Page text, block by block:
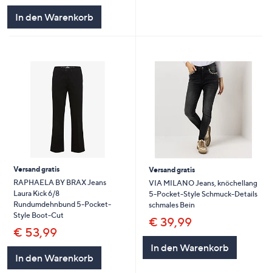
In den Warenkorb
Versand gratis
RAPHAELA BY BRAX Jeans
Laura Kick 6/8
Rundumdehnbund 5-Pocket-
Style Boot-Cut
€ 53,99
In den Warenkorb
Versand gratis
VIA MILANO Jeans, knöchellang
5-Pocket-Style Schmuck-Details
schmales Bein
€ 39,99
In den Warenkorb